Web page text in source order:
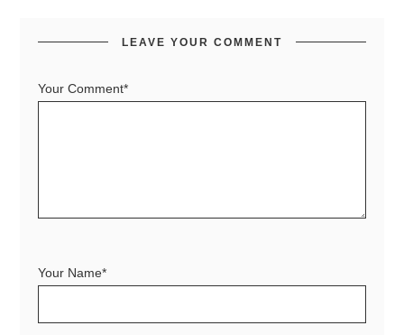
LEAVE YOUR COMMENT
Your Comment*
Your Name*